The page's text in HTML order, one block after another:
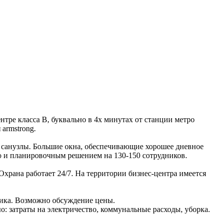
класса B, буквально в 4х минутах от станции метро
Большие окна, обеспечивающие хорошее дневное
планировочным решением на 130-150 сотрудников.
работает 24/7. На территории бизнес-центра имеется
Возможно обсуждение цены.
на электричество, коммунальные расходы, уборка.